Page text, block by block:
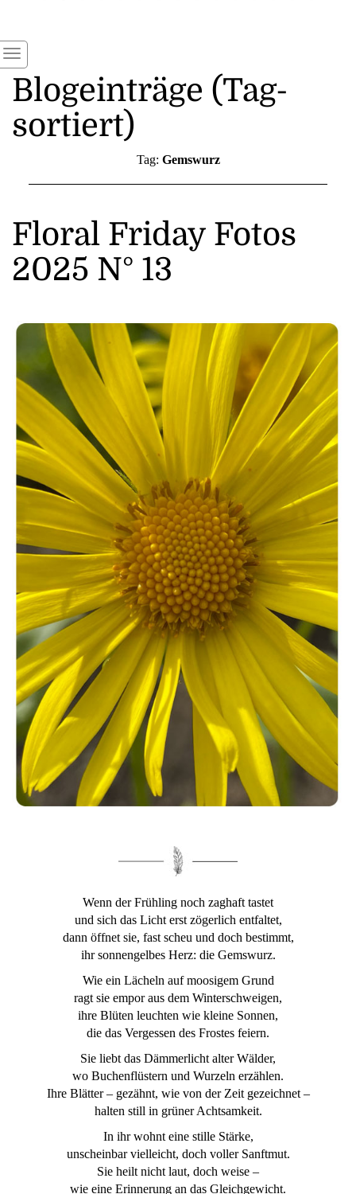
Blogeinträge (Tag-
sortiert)
Tag: Gemswurz
Floral Friday Fotos
2025 N° 13
Wenn der Frühling noch zaghaft tastet
und sich das Licht erst zögerlich entfaltet,
dann öffnet sie, fast scheu und doch bestimmt,
ihr sonnengelbes Herz: die Gemswurz.
Wie ein Lächeln auf moosigem Grund
ragt sie empor aus dem Winterschweigen,
ihre Blüten leuchten wie kleine Sonnen,
die das Vergessen des Frostes feiern.
Sie liebt das Dämmerlicht alter Wälder,
wo Buchenflüstern und Wurzeln erzählen.
Ihre Blätter – gezähnt, wie von der Zeit gezeichnet –
halten still in grüner Achtsamkeit.
In ihr wohnt eine stille Stärke,
unscheinbar vielleicht, doch voller Sanftmut.
Sie heilt nicht laut, doch weise –
wie eine Erinnerung an das Gleichgewicht.